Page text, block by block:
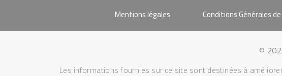
Mentions légales Conditions Générales
©
Les informations fournies sur ce site sont destinées à